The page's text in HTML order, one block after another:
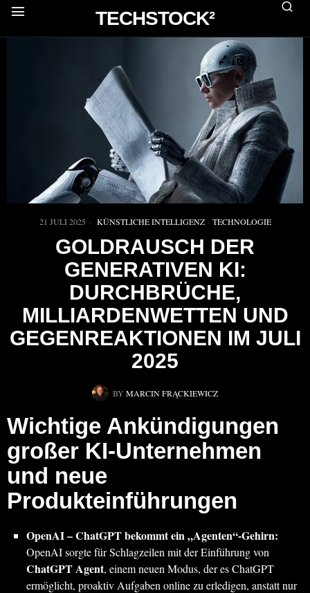
TECHSTOCK²
21 JULI 2025 KÜNSTLICHE INTELLIGENZ · TECHNOLOGIE
GOLDRAUSCH DER
GENERATIVEN KI:
DURCHBRÜCHE,
MILLIARDENWETTEN UND
GEGENREAKTIONEN IM JULI
2025
BY MARCIN FRĄCKIEWICZ
Wichtige Ankündigungen
großer KI-Unternehmen
und neue
Produkteinführungen
OpenAI – ChatGPT bekommt ein „Agenten“-Gehirn:
OpenAI sorgte für Schlagzeilen mit der Einführung von
ChatGPT Agent, einem neuen Modus, der es ChatGPT
ermöglicht, proaktiv Aufgaben online zu erledigen, anstatt nur